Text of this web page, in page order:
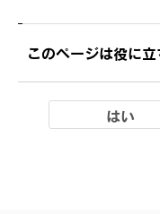
このページは役に
はい